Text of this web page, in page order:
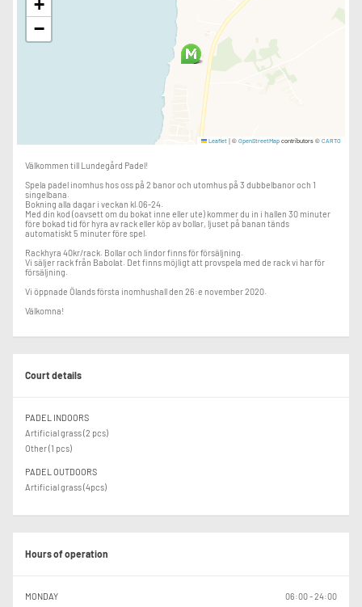
+
−
Leaflet |© OpenStreetMap contributors © CARTO
Välkommen till Lundegård Padel!
Spela padel inomhus hos oss på 2 banor och utomhus på 3 dubbelbanor och 1
singelbana.
Bokning alla dagar i veckan kl.06-24.
Med din kod (oavsett om du bokat inne eller ute) kommer du in i hallen 30 minuter
före bokad tid för hyra av rack eller köp av bollar, ljuset på banan tänds
automatiskt 5 minuter före spel.
Rackhyra 40kr/rack. Bollar och lindor finns för försäljning.
Vi säljer rack från Babolat. Det finns möjligt att provspela med de rack vi har för
försäljning.
Vi öppnade Ölands första inomhushall den 26:e november 2020.
Välkomna!
Court details
PADEL INDOORS
Artificial grass (2 pcs)
Other (1 pcs)
PADEL OUTDOORS
Artificial grass (4pcs)
Hours of operation
MONDAY
06:00 - 24:00